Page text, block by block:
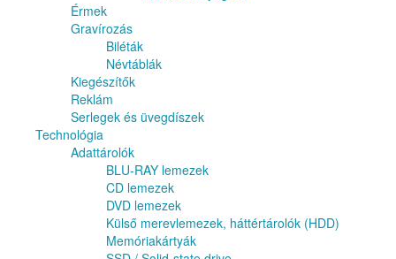
Érmek
Gravírozás
Biléták
Névtáblák
Kiegészítők
Reklám
Serlegek és üvegdíszek
Technológia
Adattárolók
BLU-RAY lemezek
CD lemezek
DVD lemezek
Külső merevlemezek, háttértárolók (HDD)
Memóriakártyák